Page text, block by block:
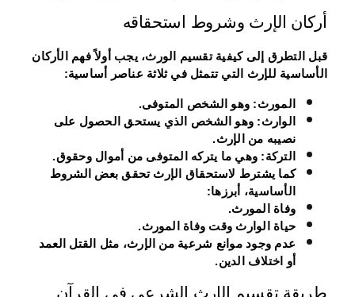
أركان الإرث وشروط استحقاقه
قبل التطرق إلى كيفية تقسيم الورث، يجب أولاً فهم الأركان
الأساسية للإرث التي تتمثل في ثلاثة عناصر أساسية:
المورث: وهو الشخص المتوفى.
الوارث: وهو الشخص الذي يستحق الحصول على
نصيبه من الإرث.
التركة: وهي ما يتركه المتوفى من أموال وحقوق.
كما يشترط لاستحقاق الإرث تحقق بعض الشروط
الأساسية، أبرزها:
وفاة المورث.
حياة الوارث وقت وفاة المورث.
عدم وجود موانع شرعية من الإرث، مثل القتل العمد
أو اختلاف الدين.